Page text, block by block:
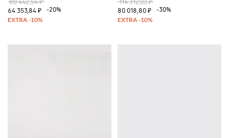
80 442,54 ₽
64 353,84 ₽
-20%
114 312,03 ₽
80 018,80 ₽
-30%